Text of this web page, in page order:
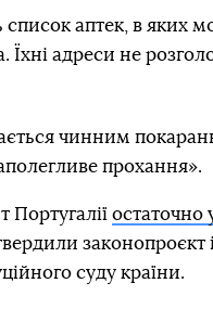
аптек, в яких
Їхні адреси не
чинним
прохання».
Португалії остаточно
законопроєкт
суду країни.